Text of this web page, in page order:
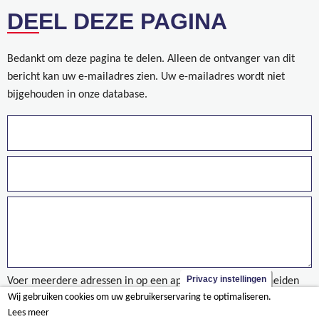
DEEL DEZE PAGINA
Bedankt om deze pagina te delen. Alleen de ontvanger van dit
bericht kan uw e-mailadres zien. Uw e-mailadres wordt niet
bijgehouden in onze database.
Voer meerdere adressen in op een aparte regels of gescheiden
door een komma.
Privacy instellingen
Wij gebruiken cookies om uw gebruikerservaring te optimaliseren.
Lees meer